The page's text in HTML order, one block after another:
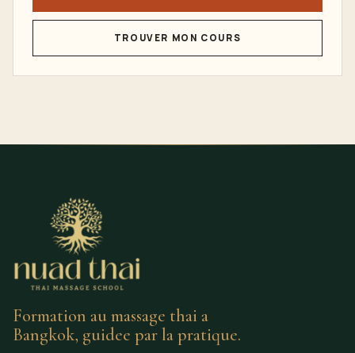
TROUVER MON COURS
Formation au massage thai a
Bangkok, guidee par la pratique.